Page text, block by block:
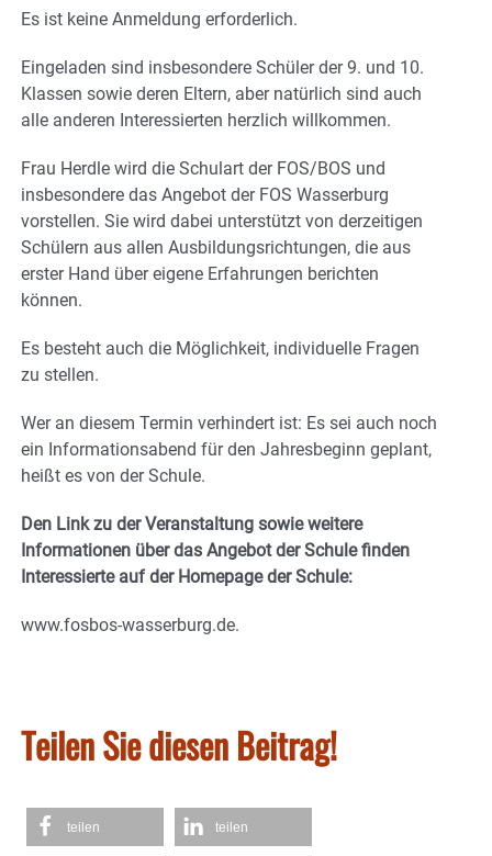
Es ist keine Anmeldung erforderlich.
Eingeladen sind insbesondere Schüler der 9. und 10.
Klassen sowie deren Eltern, aber natürlich sind auch
alle anderen Interessierten herzlich willkommen.
Frau Herdle wird die Schulart der FOS/BOS und
insbesondere das Angebot der FOS Wasserburg
vorstellen. Sie wird dabei unterstützt von derzeitigen
Schülern aus allen Ausbildungsrichtungen, die aus
erster Hand über eigene Erfahrungen berichten
können.
Es besteht auch die Möglichkeit, individuelle Fragen
zu stellen.
Wer an diesem Termin verhindert ist: Es sei auch noch
ein Informationsabend für den Jahresbeginn geplant,
heißt es von der Schule.
Den Link zu der Veranstaltung sowie weitere
Informationen über das Angebot der Schule finden
Interessierte auf der Homepage der Schule:
www.fosbos-wasserburg.de.
Teilen Sie diesen Beitrag!
teilen teilen